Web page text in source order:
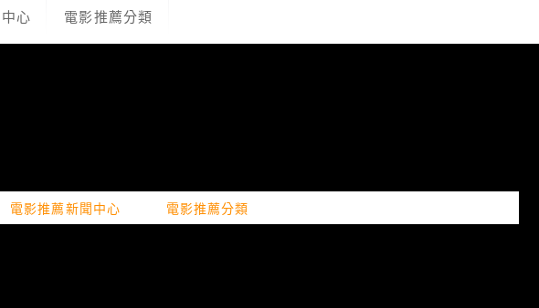
心 電影推薦分類
電影推薦新聞中心 電影推薦分類